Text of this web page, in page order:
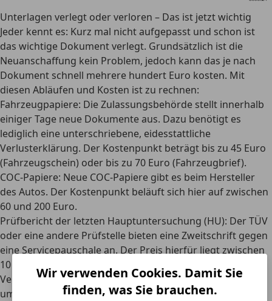
Wir verwenden Cookies. Damit Sie
finden, was Sie brauchen.
Unterlagen verlegt oder verloren – Das ist jetzt wichtig
Jeder kennt es: Kurz mal nicht aufgepasst und schon ist
das wichtige Dokument verlegt. Grundsätzlich ist die
Neuanschaffung kein Problem, jedoch kann das je nach
Dokument schnell mehrere hundert Euro kosten. Mit
diesen Abläufen und Kosten ist zu rechnen:
Fahrzeugpapiere: Die Zulassungsbehörde stellt innerhalb
einiger Tage neue Dokumente aus. Dazu benötigt es
lediglich eine unterschriebene, eidesstattliche
Verlusterklärung. Der Kostenpunkt beträgt bis zu 45 Euro
(Fahrzeugschein) oder bis zu 70 Euro (Fahrzeugbrief).
COC-Papiere: Neue COC-Papiere gibt es beim Hersteller
des Autos. Der Kostenpunkt beläuft sich hier auf zwischen
60 und 200 Euro.
Prüfbericht der letzten Hauptuntersuchung (HU): Der TÜV
oder eine andere Prüfstelle bieten eine Zweitschrift gegen
eine Servicepauschale an. Der Preis hierfür liegt zwischen
10 und 15 Euro.
Vertrauensperson, Vollmacht & Co. – Wer kann ein Auto
ummelden?